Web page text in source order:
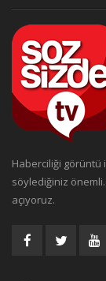
Haberciliği görüntü
söylediğiniz
açıyoruz.